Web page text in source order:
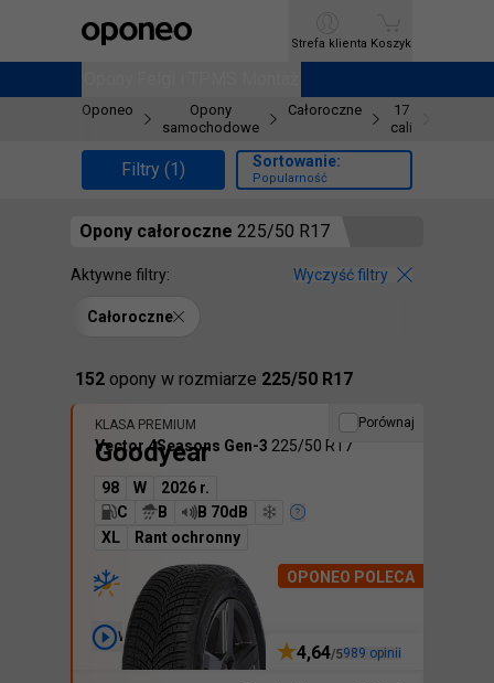
Ctrl M
Strefa klienta
Strefa klienta Koszyk
Koszyk
Oponeo
Opony
samochodowe
Całoroczne
17
cali
Filtry (1) Sortowanie:
Popularność
Opony całoroczne 225/50 R17
Całoroczne
Aktywne filtry: Wyczyść filtry
Znaleźliśmy
152 opony w rozmiarze 225/50 R17
Porównaj
Wideo
KLASA PREMIUM
Goodyear
OPONEO POLECA
Vector 4Seasons Gen-3 225/50 R17
98 W
2026 r.
C
B
B 70dB
XL
Rant ochronny
4,64/5989 opinii